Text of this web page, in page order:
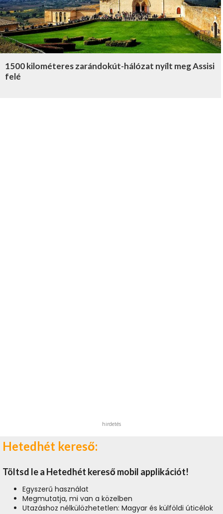
1500 kilométeres zarándokút-hálózat nyílt meg Assisi
felé
hirdetés
Hetedhét kereső:
Töltsd le a Hetedhét kereső mobil applikációt!
Egyszerű használat
Megmutatja, mi van a közelben
Utazáshoz nélkülözhetetlen: Magyar és külföldi úticélok